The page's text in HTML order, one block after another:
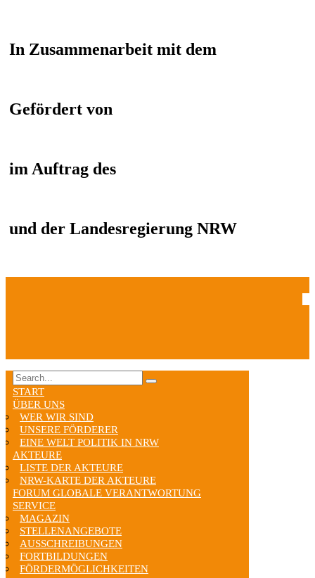
In Zusammenarbeit mit dem
Gefördert von
im Auftrag des
und der Landesregierung NRW
START
ÜBER UNS
WER WIR SIND
UNSERE FÖRDERER
EINE WELT POLITIK IN NRW
AKTEURE
LISTE DER AKTEURE
NRW-KARTE DER AKTEURE
FORUM GLOBALE VERANTWORTUNG
SERVICE
MAGAZIN
STELLENANGEBOTE
AUSSCHREIBUNGEN
FORTBILDUNGEN
FÖRDERMÖGLICHKEITEN